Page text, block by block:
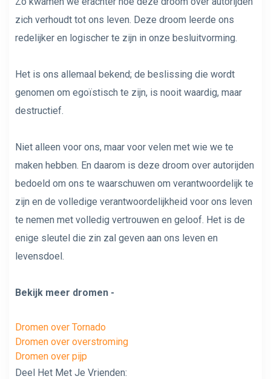
zich verhoudt tot ons leven. Deze droom leerde ons
redelijker en logischer te zijn in onze besluitvorming.
Het is ons allemaal bekend; de beslissing die wordt
genomen om egoïstisch te zijn, is nooit waardig, maar
destructief.
Niet alleen voor ons, maar voor velen met wie we te
maken hebben. En daarom is deze droom over autorijden
bedoeld om ons te waarschuwen om verantwoordelijk te
zijn en de volledige verantwoordelijkheid voor ons leven
te nemen met volledig vertrouwen en geloof. Het is de
enige sleutel die zin zal geven aan ons leven en
levensdoel.
Bekijk meer dromen -
Dromen over Tornado
Dromen over overstroming
Dromen over pijp
Deel Het Met Je Vrienden: